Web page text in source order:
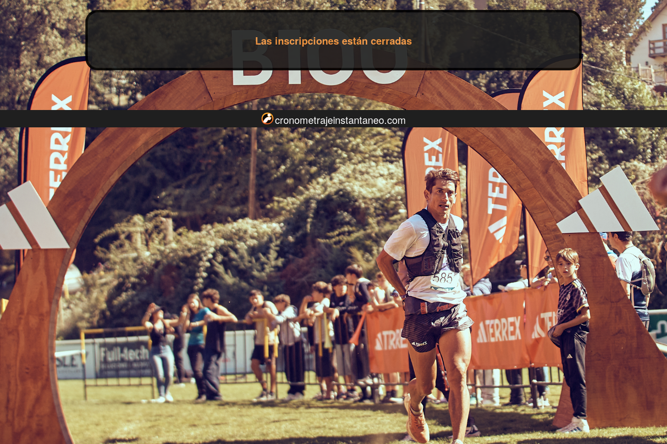
Las inscripciones están cerradas
cronometrajeinstantaneo.com